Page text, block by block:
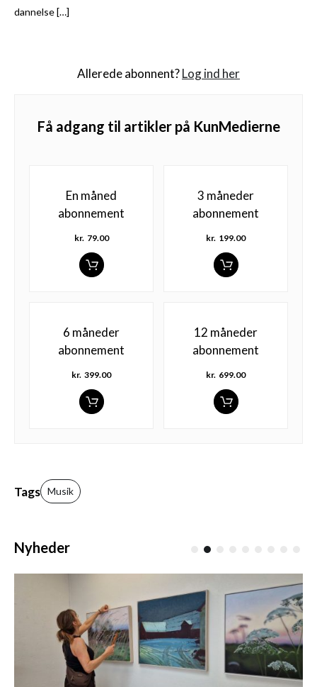
dannelse […]
Allerede abonnent?Log ind her
Få adgang til artikler på KunMedierne
En måned
abonnement
kr. 79.00
3 måneder
abonnement
kr. 199.00
6 måneder
abonnement
kr. 399.00
12 måneder
abonnement
kr. 699.00
Tags Musik
Nyheder